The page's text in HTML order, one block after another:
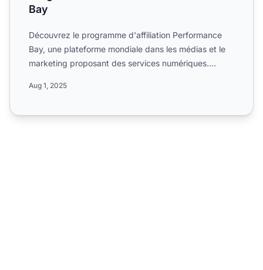
Bay
Découvrez le programme d'affiliation Performance
Bay, une plateforme mondiale dans les médias et le
marketing proposant des services numériques.
Aug 1, 2025